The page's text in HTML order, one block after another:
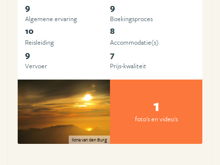
9
Algemene ervaring
9
Boekingsproces
10
Reisleiding
8
Accommodatie(s)
9
Vervoer
7
Prijs-kwaliteit
Ilona van den Burg
1
foto's en video's